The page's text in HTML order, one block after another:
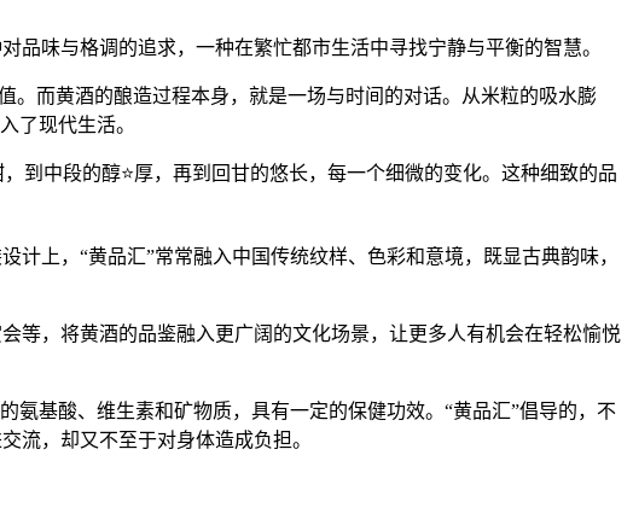
品味与格调的追求，一种在繁忙都市生活中寻找宁静与平衡的智慧。
。而黄酒的酿造过程本身，就是一场与时间的对话。从米粒的吸水膨
了现代生活。
到中段的醇⭐厚，再到回甘的悠长，每一个细微的变化。这种细致的品
上，“黄品汇”常常融入中国传统纹样、色彩和意境，既显古典韵味，
等，将黄酒的品鉴融入更广阔的文化场景，让更多人有机会在轻松愉悦
氨基酸、维生素和矿物质，具有一定的保健功效。“黄品汇”倡导的，不
流，却又不至于对身体造成负担。